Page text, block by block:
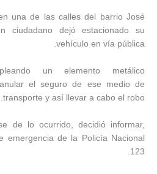
una de las calles del barrio José
ciudadano dejó estacionado su
vehículo en vía pública.
un elemento metálico
el seguro de ese medio de
transporte y así llevar a cabo el robo.
de lo ocurrido, decidió informar,
emergencia de la Policía Nacional
123.